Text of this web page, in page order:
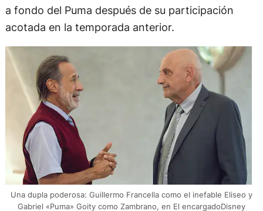
a fondo del Puma después de su participación
acotada en la temporada anterior.
Una dupla poderosa: Guillermo Francella como el inefable Eliseo y
Gabriel «Puma» Goity como Zambrano, en El encargadoDisney